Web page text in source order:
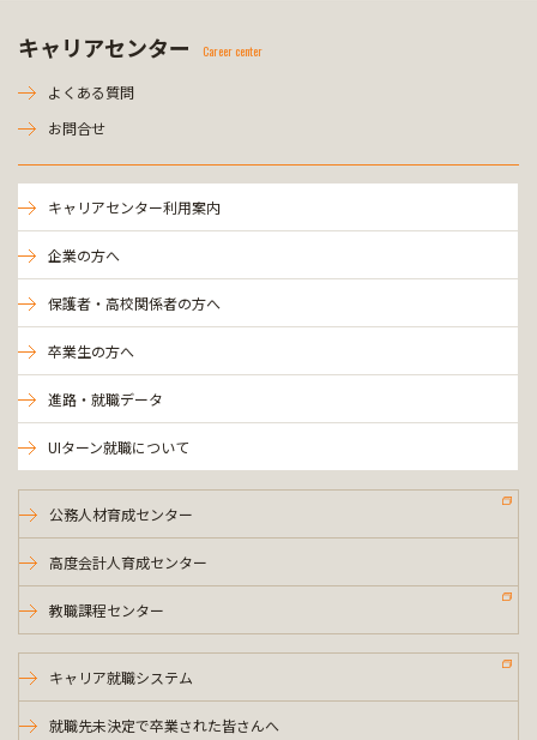
キャリアセンター Career center
よくある質問
お問合せ
キャリアセンター利用案内
企業の方へ
保護者・高校関係者の方へ
卒業生の方へ
進路・就職データ
UIターン就職について
公務人材育成センター
高度会計人育成センター
教職課程センター
キャリア就職システム
就職先未決定で卒業された皆さんへ